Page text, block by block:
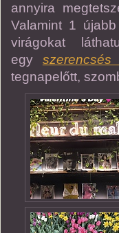
annyira
Valamint 1
virágokat
egy
tegnapelőtt,